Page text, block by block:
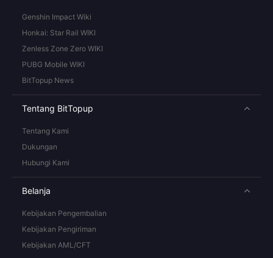
Genshin Impact Wiki
Honkai: Star Rail WIKI
Zenless Zone Zero WIKI
PUBG Mobile WIKI
BitTopup News
Tentang BitTopup
Tentang Kami
Dukungan
Hubungi Kami
Belanja
Kebijakan Pengembalian
Kebijakan Pengiriman
Kebijakan AML/CFT